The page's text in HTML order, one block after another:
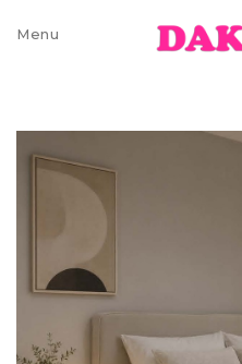
Contatos